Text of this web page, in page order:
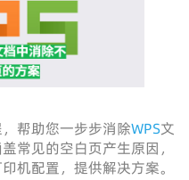
帮助您一步步消除WPS文
常见的空白页产生原因，
机配置，提供解决方案。